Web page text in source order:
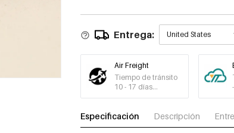
65842-235343
€1,81
€2,13
65842-235344
€2,27
65842-235345
Entrega: United States
Air Freight
Tiempo de tránsito
10 - 17 días
laborables
Especificación Descripción